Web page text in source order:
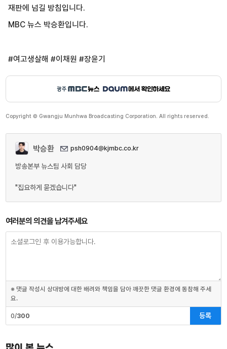
재판에 넘길 방침입니다.
MBC 뉴스 박승환입니다.
#여고생살해 #이채원 #장윤기
Copyright © Gwangju Munhwa Broadcasting Corporation. All rights reserved.
박승환 psh0904@kjmbc.co.kr
방송본부 뉴스팀 사회 담당
"집요하게 묻겠습니다"
여러분의 의견을 남겨주세요
※ 댓글 작성시 상대방에 대한 배려와 책임을 담아 깨끗한 댓글 환경에 동참해 주세
요.
0/300 등록